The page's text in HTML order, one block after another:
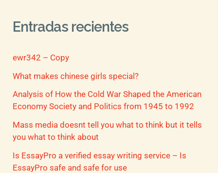
Entradas recientes
ewr342 – Copy
What makes chinese girls special?
Analysis of How the Cold War Shaped the American
Economy Society and Politics from 1945 to 1992
Mass media doesnt tell you what to think but it tells
you what to think about
Is EssayPro a verified essay writing service – Is
EssayPro safe and safe for use